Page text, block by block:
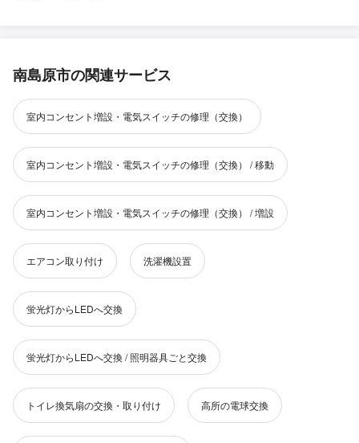
南島原市の関連サービス
室内コンセント増設・電気スイッチの修理（交換）
室内コンセント増設・電気スイッチの修理（交換） / 移動
室内コンセント増設・電気スイッチの修理（交換） / 増設
エアコン取り付け 洗濯機設置
蛍光灯からLEDへ交換
蛍光灯からLEDへ交換 / 照明器具ごと交換
トイレ換気扇の交換・取り付け 高所の電球交換